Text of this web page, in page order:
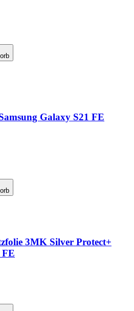
Galaxy S21 FE
3MK Silver Protect+
FE